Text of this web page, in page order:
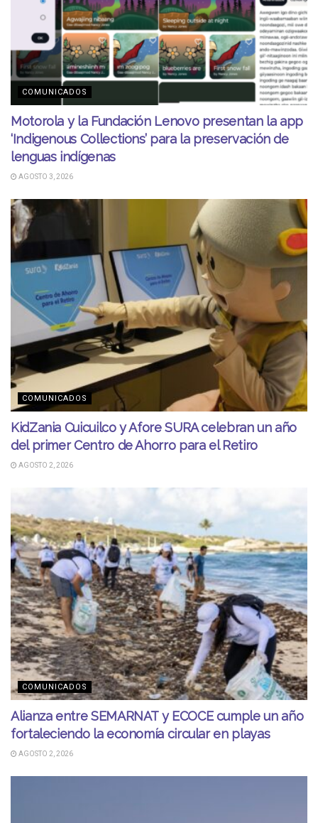
COMUNICADOS
Motorola y la Fundación Lenovo presentan la app
‘Indigenous Collections’ para la preservación de
lenguas indígenas
AGOSTO 3, 2026
COMUNICADOS
KidZania Cuicuilco y Afore SURA celebran un año
del primer Centro de Ahorro para el Retiro
AGOSTO 2, 2026
COMUNICADOS
Alianza entre SEMARNAT y ECOCE cumple un año
fortaleciendo la economía circular en playas
AGOSTO 2, 2026